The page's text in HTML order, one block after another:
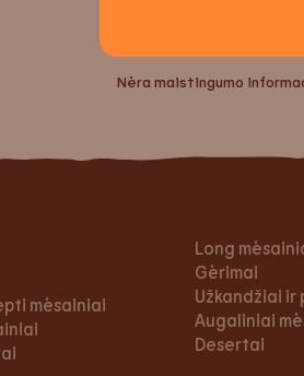
INFORMACIJA
Nėra maistingumo
mėsainiai
Long
Gėrimai
Užkandžiai ir
Augaliniai
Desertai